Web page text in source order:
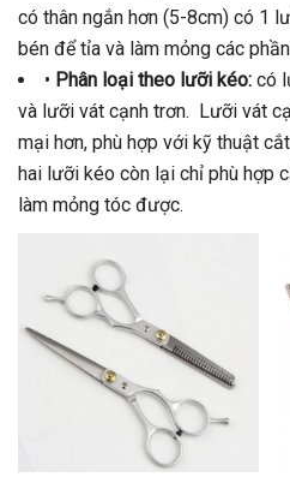
có thân ngắn hơn (5-8cm) có 1
bén để tỉa và làm mỏng các
• Phân loại theo lưỡi kéo: có
và lưỡi vát cạnh trơn. Lưỡi vát
mại hơn, phù hợp với kỹ thuật
hai lưỡi kéo còn lại chỉ phù hợp
làm mỏng tóc được.